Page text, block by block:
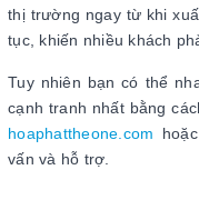
thị trường ngay từ khi
tục, khiến nhiều khách
Tuy nhiên bạn có thể
cạnh tranh nhất bằng
hoaphattheone.com
vấn và hỗ trợ.